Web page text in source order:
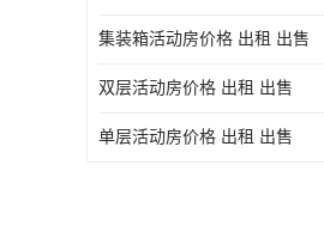
集装箱活动房价格 出租 出售
双层活动房价格 出租 出售
单层活动房价格 出租 出售